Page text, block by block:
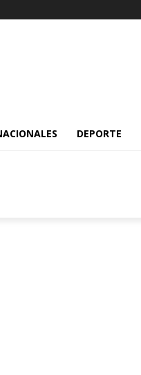
DEPORTE